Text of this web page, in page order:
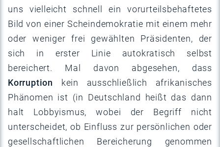
uns vielleicht schnell ein vorurteilsbehaftetes
Bild von einer Scheindemokratie mit einem mehr
oder weniger frei gewählten Präsidenten, der
sich in erster Linie autokratisch selbst
bereichert. Mal davon abgesehen, dass
Korruption kein ausschließlich afrikanisches
Phänomen ist (in Deutschland heißt das dann
halt Lobbyismus, wobei der Begriff nicht
unterscheidet, ob Einfluss zur persönlichen oder
gesellschaftlichen Bereicherung genommen